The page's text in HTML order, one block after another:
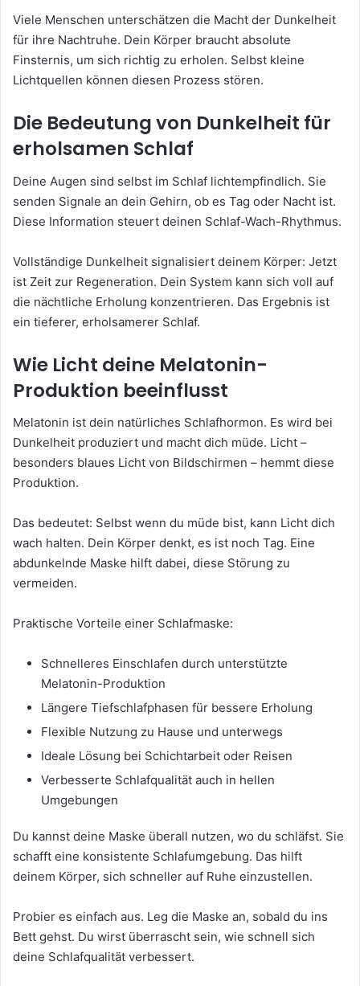
Viele Menschen unterschätzen die Macht der Dunkelheit
für ihre Nachtruhe. Dein Körper braucht absolute
Finsternis, um sich richtig zu erholen. Selbst kleine
Lichtquellen können diesen Prozess stören.
Die Bedeutung von Dunkelheit für
erholsamen Schlaf
Deine Augen sind selbst im Schlaf lichtempfindlich. Sie
senden Signale an dein Gehirn, ob es Tag oder Nacht ist.
Diese Information steuert deinen Schlaf-Wach-Rhythmus.
Vollständige Dunkelheit signalisiert deinem Körper: Jetzt
ist Zeit zur Regeneration. Dein System kann sich voll auf
die nächtliche Erholung konzentrieren. Das Ergebnis ist
ein tieferer, erholsamerer Schlaf.
Wie Licht deine Melatonin-
Produktion beeinflusst
Melatonin ist dein natürliches Schlafhormon. Es wird bei
Dunkelheit produziert und macht dich müde. Licht –
besonders blaues Licht von Bildschirmen – hemmt diese
Produktion.
Das bedeutet: Selbst wenn du müde bist, kann Licht dich
wach halten. Dein Körper denkt, es ist noch Tag. Eine
abdunkelnde Maske hilft dabei, diese Störung zu
vermeiden.
Praktische Vorteile einer Schlafmaske:
Schnelleres Einschlafen durch unterstützte
Melatonin-Produktion
Längere Tiefschlafphasen für bessere Erholung
Flexible Nutzung zu Hause und unterwegs
Ideale Lösung bei Schichtarbeit oder Reisen
Verbesserte Schlafqualität auch in hellen
Umgebungen
Du kannst deine Maske überall nutzen, wo du schläfst. Sie
schafft eine konsistente Schlafumgebung. Das hilft
deinem Körper, sich schneller auf Ruhe einzustellen.
Probier es einfach aus. Leg die Maske an, sobald du ins
Bett gehst. Du wirst überrascht sein, wie schnell sich
deine Schlafqualität verbessert.